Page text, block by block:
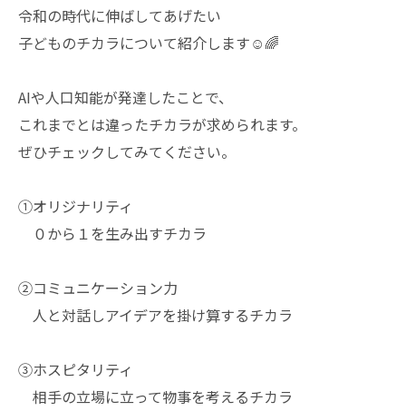
令和の時代に伸ばしてあげたい
子どものチカラについて紹介します☺️🌈
AIや人口知能が発達したことで、
これまでとは違ったチカラが求められます。
ぜひチェックしてみてください。
①オリジナリティ
０から１を生み出すチカラ
②コミュニケーション力
人と対話しアイデアを掛け算するチカラ
➂ホスピタリティ
相手の立場に立って物事を考えるチカラ